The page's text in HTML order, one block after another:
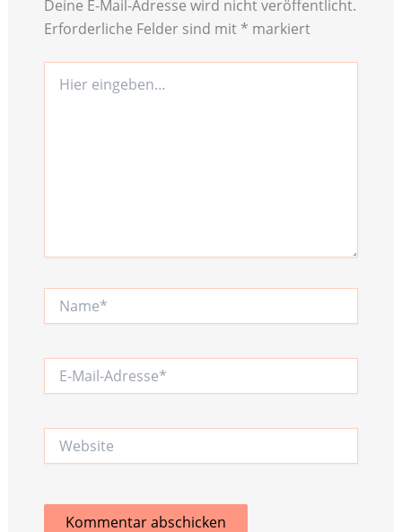
Deine E-Mail-Adresse wird nicht veröffentlicht.
Erforderliche Felder sind mit * markiert
eingeben…
Mail-
Website